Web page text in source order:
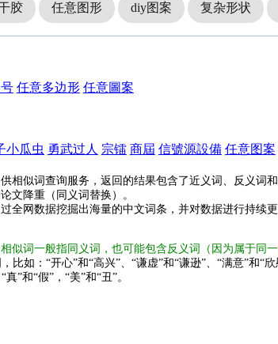
胶 任意图形 diy图案 复杂形状
任意多边形 任意圖案
小瓜虫 勇武过人 宗镭 商屆 信號源設備 任意图案
相似词查询服务，返回的结果包含了近义词、反义词和
文降重（同义词替换）。
全网数据挖掘出海量的中文词条，并对数据进行持续
似词一般指同义词，也可能包含反义词（因为属于同一
如：“开心”和“高兴”、“谦虚”和“谦逊”、“满意”和“欣
”和“假”，“美”和“丑”。